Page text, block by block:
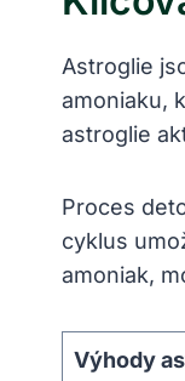
Astroglie
amoniaku,
astroglie
Proces
cyklus
amoniak,
Výhody